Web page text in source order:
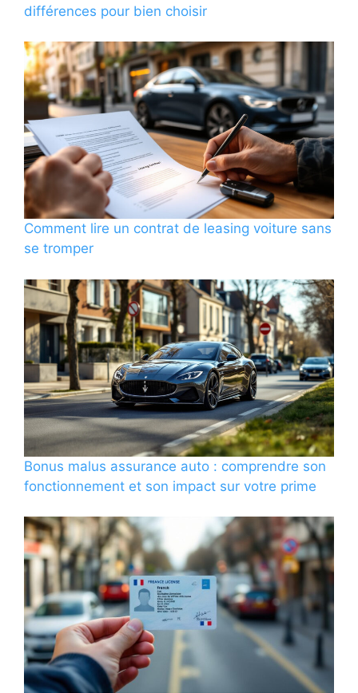
différences pour bien choisir
Comment lire un contrat de leasing voiture sans
se tromper
Bonus malus assurance auto : comprendre son
fonctionnement et son impact sur votre prime